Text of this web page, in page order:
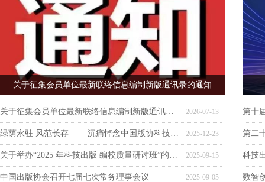
2026-07-13
关于征集会员单位最新联络信息编制新版通讯录的通知
2025-12-23
绿荫永驻 风范长存 ——沉痛悼念中国版协科技委原主任周谊同志
2025-09-15
关于举办“2025 年科技出版 编校质量研讨班”的通知
2025-09-05
中国出版协会召开七届七次常务理事会议
关于征集会员单位最新联络信息编制新版通讯录的通知
第十